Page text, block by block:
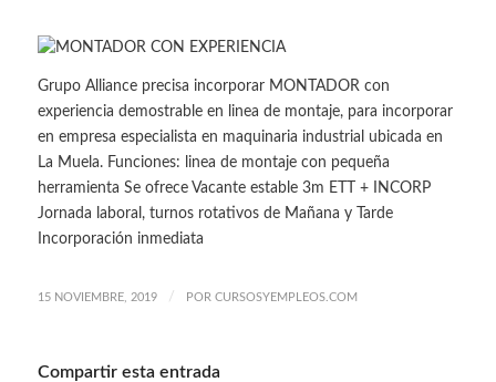
Grupo Alliance precisa incorporar MONTADOR con
experiencia demostrable en linea de montaje, para incorporar
en empresa especialista en maquinaria industrial ubicada en
La Muela. Funciones: linea de montaje con pequeña
herramienta Se ofrece Vacante estable 3m ETT + INCORP
Jornada laboral, turnos rotativos de Mañana y Tarde
Incorporación inmediata
15 NOVIEMBRE, 2019 / POR CURSOSYEMPLEOS.COM
Compartir esta entrada